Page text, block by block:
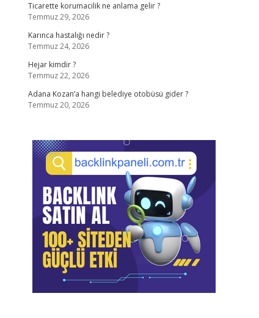
Ticarette korumacilik ne anlama gelir ?
Temmuz 29, 2026
Karınca hastalığı nedir ?
Temmuz 24, 2026
Hejar kimdir ?
Temmuz 22, 2026
Adana Kozan’a hangi belediye otobüsü gider ?
Temmuz 20, 2026